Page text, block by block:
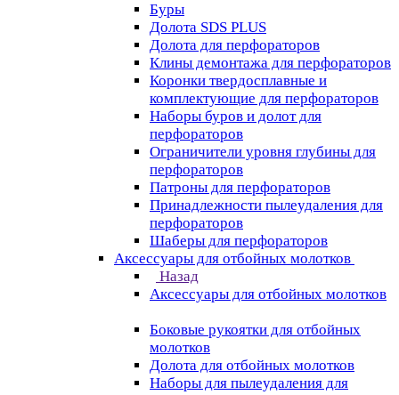
Буры
Долота SDS PLUS
Долота для перфораторов
Клины демонтажа для перфораторов
Коронки твердосплавные и
комплектующие для перфораторов
Наборы буров и долот для
перфораторов
Ограничители уровня глубины для
перфораторов
Патроны для перфораторов
Принадлежности пылеудаления для
перфораторов
Шаберы для перфораторов
Аксессуары для отбойных молотков
Назад
Аксессуары для отбойных молотков
Боковые рукоятки для отбойных
молотков
Долота для отбойных молотков
Наборы для пылеудаления для